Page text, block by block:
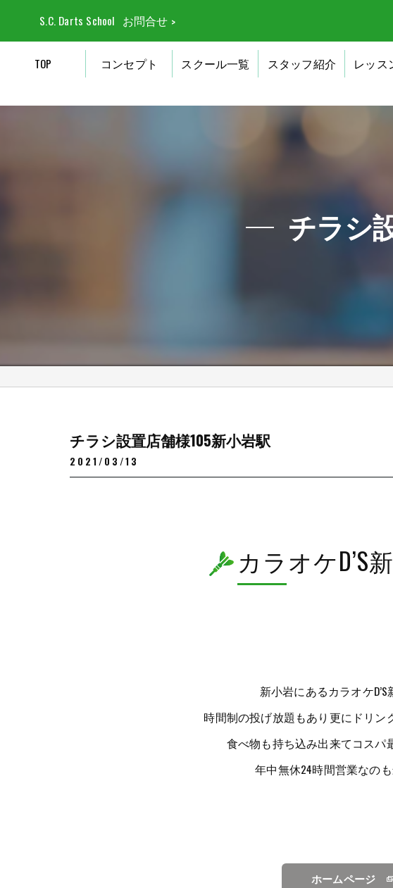
S.C. Darts School お問合せ
TOP コンセプト スクール一覧 スタッフ紹介 レッス
チラシ
チラシ設置店舗様105新小岩駅
2021/03/13
カラオケD’S
新小岩にあるカラオケD’S
時間制の投げ放題もあり更にドリン
食べ物も持ち込み出来てコスパ
年中無休24時間営業なのも
ホームページ